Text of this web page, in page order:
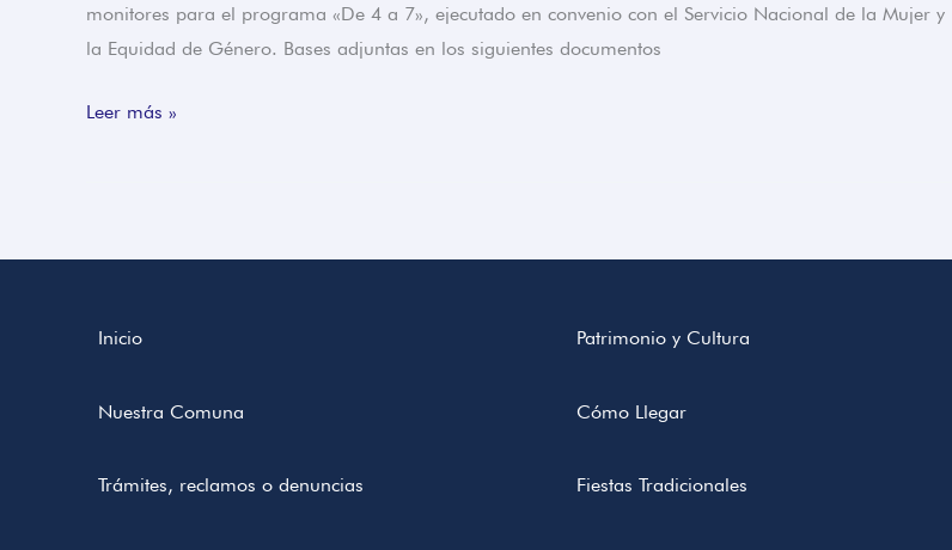
monitores para el programa «De 4 a 7», ejecutado en convenio con el Servicio Nacional de la Mujer y
la Equidad de Género. Bases adjuntas en los siguientes documentos
Leer más »
Inicio
Nuestra Comuna
Trámites, reclamos o denuncias
Patrimonio y Cultura
Cómo Llegar
Fiestas Tradicionales